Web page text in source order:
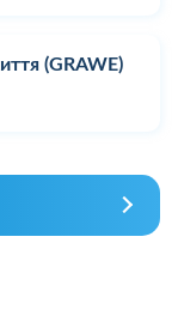
(GRAWE)